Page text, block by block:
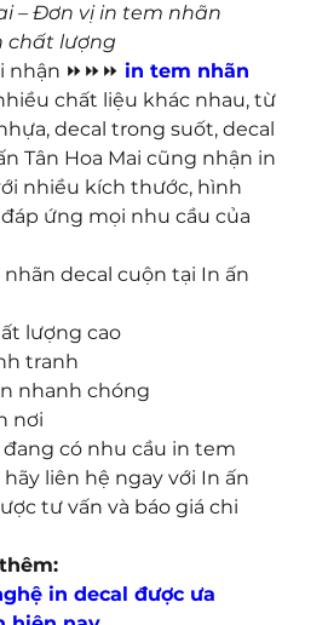
– Đơn vị in tem nhãn
chất lượng
nhận ⏩⏩⏩ in tem nhãn
chất liệu khác nhau, từ
decal trong suốt, decal
Tân Hoa Mai cũng nhận in
nhiều kích thước, hình
ứng mọi nhu cầu của
decal cuộn tại In ấn
lượng cao
tranh
nhanh chóng
nơi
có nhu cầu in tem
liên hệ ngay với In ấn
tư vấn và báo giá chi
in decal được ưa